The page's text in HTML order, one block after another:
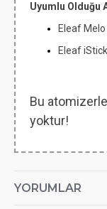
Uyumlu Olduğu
Eleaf Melo
Eleaf iStick
Bu
yoktur!
YORUMLAR